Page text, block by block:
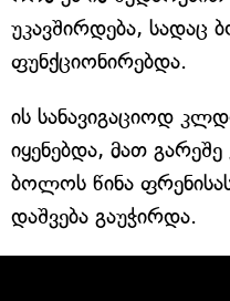
უკავშირდება,
ფუნქციონირებდა.
ის სანავიგაციოდ
იყენებდა, მათ
ბოლოს წინა
დაშვება გაუჭირდა.